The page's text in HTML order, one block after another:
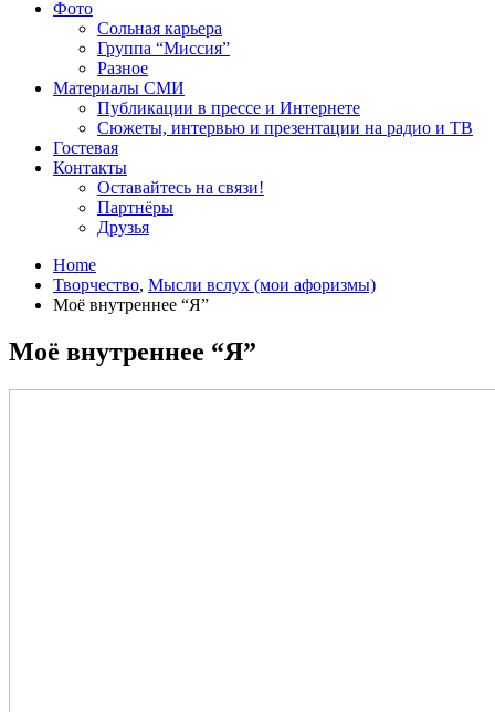
Фото
Сольная карьера
Группа “Миссия”
Разное
Материалы СМИ
Публикации в прессе и Интернете
Сюжеты, интервью и презентации на радио и ТВ
Гостевая
Контакты
Оставайтесь на связи!
Партнёры
Друзья
Home
Творчество, Мысли вслух (мои афоризмы)
Моё внутреннее “Я”
Моё внутреннее “Я”